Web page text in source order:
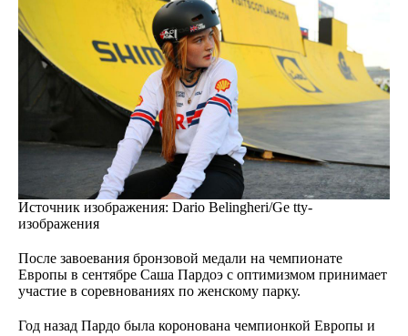
Источник изображения: Dario Belingheri/Ge tty-
изображения
После завоевания бронзовой медали на чемпионате
Европы в сентябре Саша Пардоэ с оптимизмом принимает
участие в соревнованиях по женскому парку.
Год назад Пардо была коронована чемпионкой Европы и